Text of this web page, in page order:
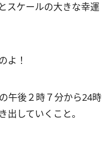
スケールの大きな幸運
よ！
午後２時７分から24時
していくこと。